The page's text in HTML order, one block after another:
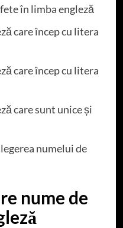
în limba engleză
care încep cu litera
care încep cu litera
care sunt unice și
numelui de
nume de